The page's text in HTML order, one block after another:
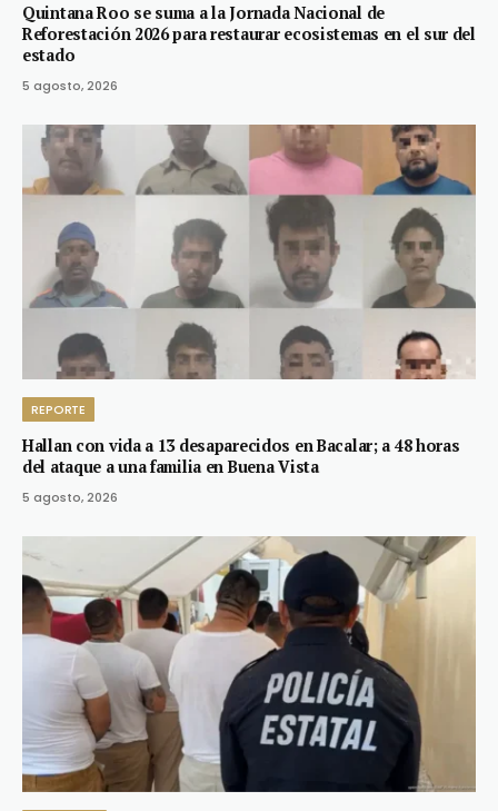
Quintana Roo se suma a la Jornada Nacional de
Reforestación 2026 para restaurar ecosistemas en el sur del
estado
5 agosto, 2026
REPORTE
Hallan con vida a 13 desaparecidos en Bacalar; a 48 horas
del ataque a una familia en Buena Vista
5 agosto, 2026